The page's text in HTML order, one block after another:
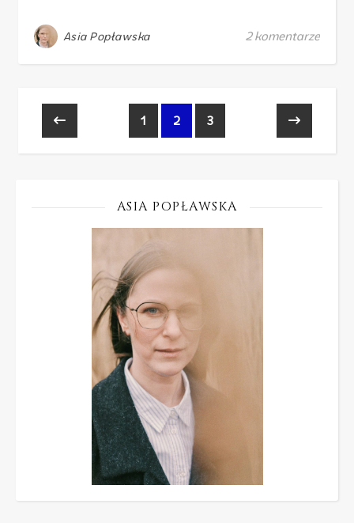
Asia Popławska 2 komentarze
1 2 3
ASIA POPŁAWSKA